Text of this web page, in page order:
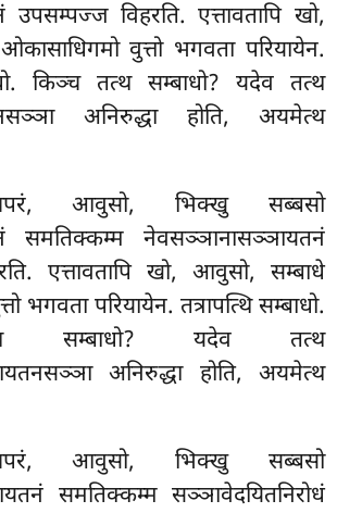
विहरति. एत्तावतापि खो,
वुत्तो भगवता परियायेन.
किञ्च तत्थ सम्बाधो? यदेव तत्थ
अनिरुद्धा होति, अयमेत्थ
आवुसो, भिक्खु सब्बसो
समतिक्कम्म नेवसञ्ञानासञ्ञायतनं
एत्तावतापि खो, आवुसो, सम्बाधे
भगवता परियायेन. तत्रापत्थिसम्बाधो.
सम्बाधो? यदेव तत्थ
अनिरुद्धा होति, अयमेत्थ
आवुसो, भिक्खु सब्बसो
समतिक्कम्म सञ्ञावेदयितनिरोधं